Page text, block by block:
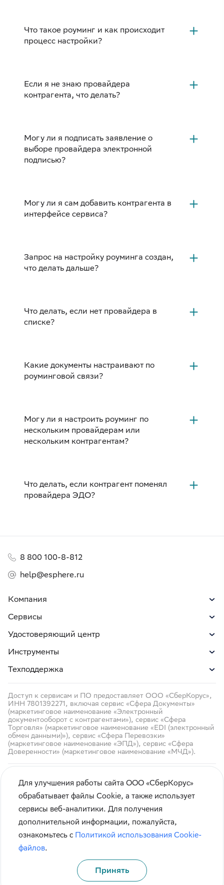
Что такое роуминг и как происходит
процесс настройки?
Если я не знаю провайдера
контрагента, что делать?
Могу ли я подписать заявление о
выборе провайдера электронной
подписью?
Могу ли я сам добавить контрагента в
интерфейсе сервиса?
Запрос на настройку роуминга создан,
что делать дальше?
Что делать, если нет провайдера в
списке?
Какие документы настраивают по
роуминговой связи?
Могу ли я настроить роуминг по
нескольким провайдерам или
нескольким контрагентам?
Что делать, если контрагент поменял
провайдера ЭДО?
Компания
Сервисы
Удостоверяющий центр
Инструменты
Техподдержка
8 800 100-8-812
help@esphere.ru
Доступ к сервисам и ПО предоставляет ООО «СберКорус»,
ИНН 7801392271, включая сервис «Сфера Документы»
(маркетинговое наименование «Электронный
документооборот с контрагентами»), сервис «Сфера
Торговля» (маркетинговое наименование «EDI (электронный
обмен данными)»), сервис «Сфера Перевозки»
(маркетинговое наименование «ЭПД»), сервис «Сфера
Доверенности» (маркетинговое наименование «МЧД»).
© СберКорус 2004-2026
Санкт-Петербург, наб. Обводного канала, 60А
Правила использования сайта
Карта сайта
Для улучшения работы сайта ООО «СберКорус»
обрабатывает файлы Cookie, а также использует
сервисы веб-аналитики. Для получения
дополнительной информации, пожалуйста,
ознакомьтесь с Политикой использования Cookie-
файлов.
Принять